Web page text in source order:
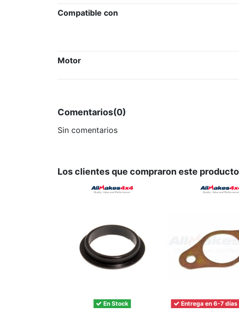
Compatible con
Motor
Comentarios(0)
Sin comentarios
Los clientes que compraron este
En Stock Entrega en 6-7